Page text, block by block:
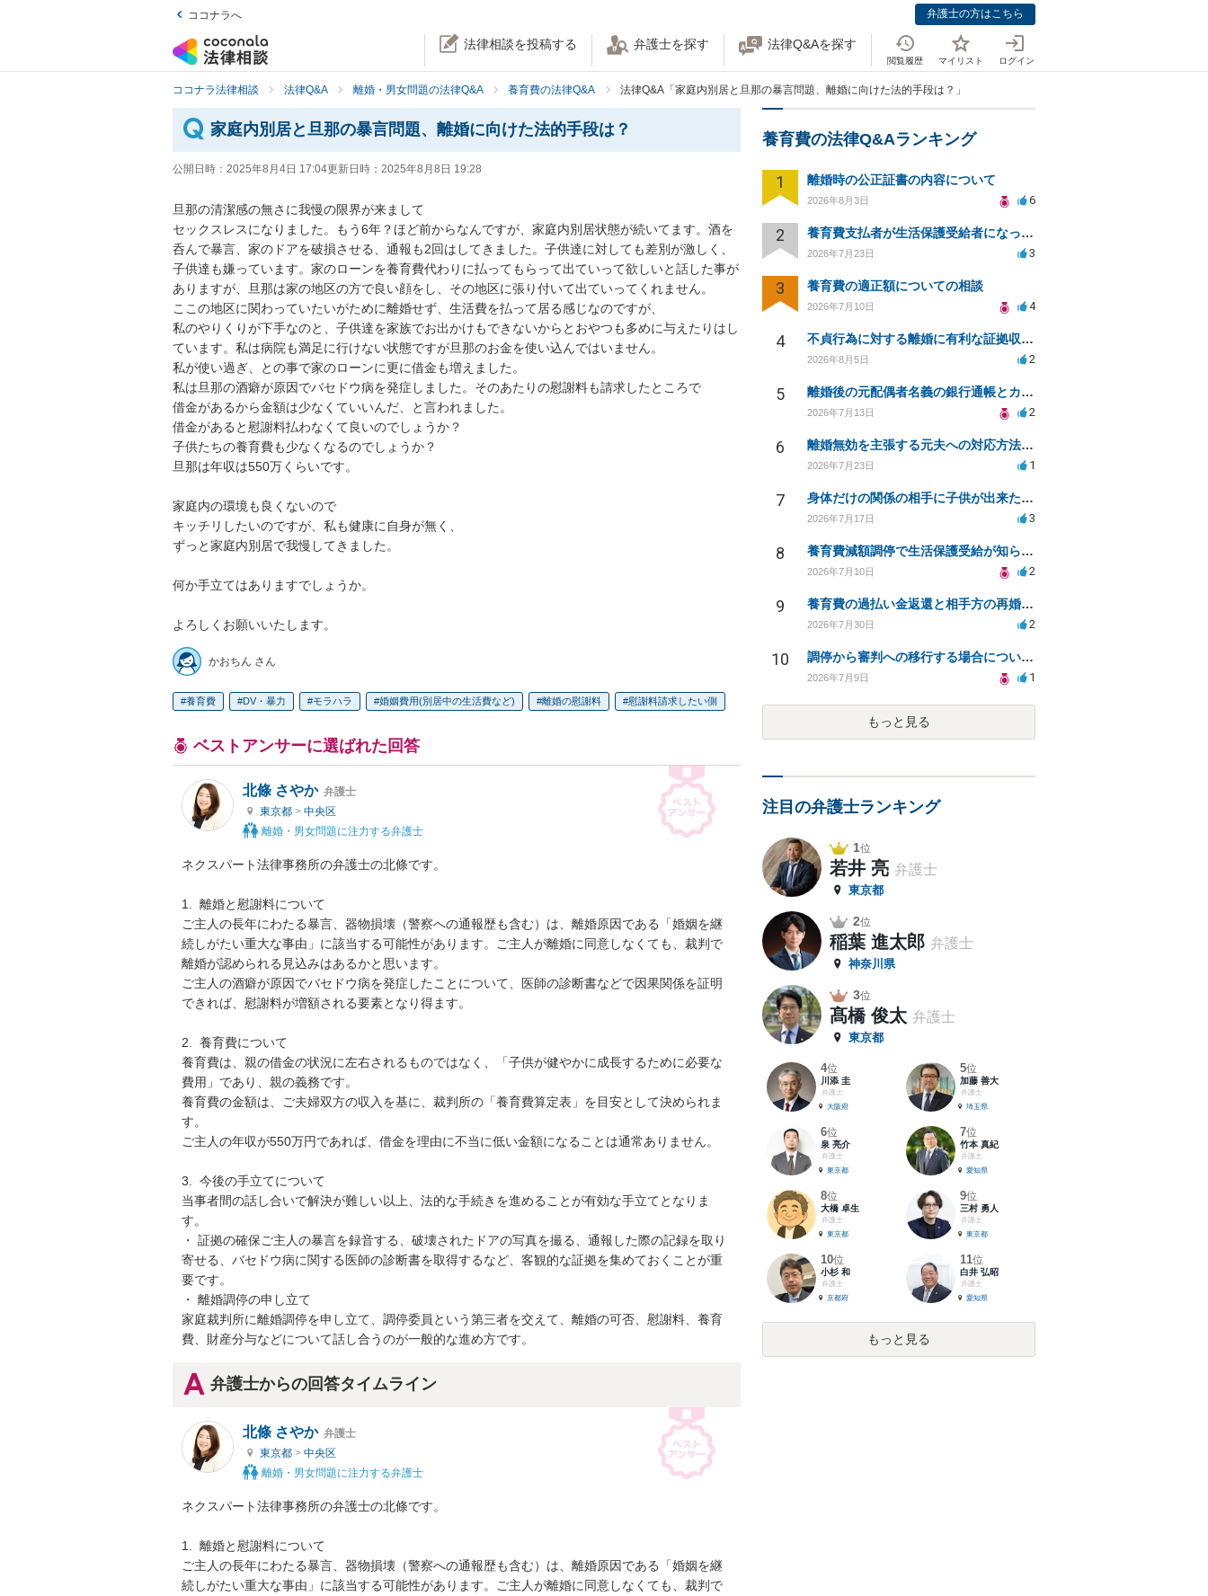
ココナラへ 弁護士の方はこちら
法律相談を投稿する 弁護士を探す 法律Q&Aを探す
閲覧履歴 マイリスト ログイン
ココナラ法律相談 法律Q&A 離婚・男女問題の法律Q&A 養育費の法律Q&A 法律Q&A「家庭内別居と旦那の暴言問題、離婚に向けた法的手段は？」
家庭内別居と旦那の暴言問題、離婚に向けた法的手段は？
公開日時： 2025年8月4日 17:04更新日時： 2025年8月8日 19:28
旦那の清潔感の無さに我慢の限界が来まして
セックスレスになりました。もう6年？ほど前からなんですが、家庭内別居状態が続いてます。酒を
呑んで暴言、家のドアを破損させる、通報も2回はしてきました。子供達に対しても差別が激しく、
子供達も嫌っています。家のローンを養育費代わりに払ってもらって出ていって欲しいと話した事が
ありますが、旦那は家の地区の方で良い顔をし、その地区に張り付いて出ていってくれません。
ここの地区に関わっていたいがために離婚せず、生活費を払って居る感じなのですが、
私のやりくりが下手なのと、子供達を家族でお出かけもできないからとおやつも多めに与えたりはし
ています。私は病院も満足に行けない状態ですが旦那のお金を使い込んではいません。
私が使い過ぎ、との事で家のローンに更に借金も増えました。
私は旦那の酒癖が原因でバセドウ病を発症しました。そのあたりの慰謝料も請求したところで
借金があるから金額は少なくていいんだ、と言われました。
借金があると慰謝料払わなくて良いのでしょうか？
子供たちの養育費も少なくなるのでしょうか？
旦那は年収は550万くらいです。
家庭内の環境も良くないので
キッチリしたいのですが、私も健康に自身が無く、
ずっと家庭内別居で我慢してきました。
何か手立てはありますでしょうか。
よろしくお願いいたします。
かおちん さん
養育費 DV・暴力 モラハラ 婚姻費用(別居中の生活費など) 離婚の慰謝料 慰謝料請求したい側
ベストアンサーに選ばれた回答
北條 さやか 弁護士
東京都 > 中央区
離婚・男女問題に注力する弁護士
ネクスパート法律事務所の弁護士の北條です。
1.  離婚と慰謝料について
ご主人の長年にわたる暴言、器物損壊（警察への通報歴も含む）は、離婚原因である「婚姻を継
続しがたい重大な事由」に該当する可能性があります。ご主人が離婚に同意しなくても、裁判で
離婚が認められる見込みはあるかと思います。
ご主人の酒癖が原因でバセドウ病を発症したことについて、医師の診断書などで因果関係を証明
できれば、慰謝料が増額される要素となり得ます。
2.  養育費について
養育費は、親の借金の状況に左右されるものではなく、「子供が健やかに成長するために必要な
費用」であり、親の義務です。
養育費の金額は、ご夫婦双方の収入を基に、裁判所の「養育費算定表」を目安として決められま
す。
ご主人の年収が550万円であれば、借金を理由に不当に低い金額になることは通常ありません。
3.  今後の手立てについて
当事者間の話し合いで解決が難しい以上、法的な手続きを進めることが有効な手立てとなりま
す。
・ 証拠の確保ご主人の暴言を録音する、破壊されたドアの写真を撮る、通報した際の記録を取り
寄せる、バセドウ病に関する医師の診断書を取得するなど、客観的な証拠を集めておくことが重
要です。
・ 離婚調停の申し立て
家庭裁判所に離婚調停を申し立て、調停委員という第三者を交えて、離婚の可否、慰謝料、養育
費、財産分与などについて話し合うのが一般的な進め方です。
弁護士からの回答タイムライン
北條 さやか 弁護士
東京都 > 中央区
離婚・男女問題に注力する弁護士
ネクスパート法律事務所の弁護士の北條です。
1.  離婚と慰謝料について
ご主人の長年にわたる暴言、器物損壊（警察への通報歴も含む）は、離婚原因である「婚姻を継
続しがたい重大な事由」に該当する可能性があります。ご主人が離婚に同意しなくても、裁判で
養育費の法律Q&Aランキング
1 離婚時の公正証書の内容について
2026年8月3日 6
2 養育費支払者が生活保護受給者になった場合の支払い可否
2026年7月23日 3
3 養育費の適正額についての相談
2026年7月10日 4
4 不貞行為に対する離婚に有利な証拠収集方法と法的手続きについて
2026年8月5日 2
5 離婚後の元配偶者名義の銀行通帳とカードの処分方法について
2026年7月13日 2
6 離婚無効を主張する元夫への対応方法と注意点
2026年7月23日 1
7 身体だけの関係の相手に子供が出来たと言われ認知、養育費を要求されているが自身の子供か分からない
2026年7月17日 3
8 養育費減額調停で生活保護受給が知られるリスクは？
2026年7月10日 2
9 養育費の過払い金返還と相手方の再婚に関する相談
2026年7月30日 2
10 調停から審判への移行する場合について教えてください
2026年7月9日 1
もっと見る
注目の弁護士ランキング
1位
若井 亮 弁護士
東京都
2位
稲葉 進太郎 弁護士
神奈川県
3位
髙橋 俊太 弁護士
東京都
4位
川添 圭
弁護士
大阪府
5位
加藤 善大
弁護士
埼玉県
6位
泉 亮介
弁護士
東京都
7位
竹本 真紀
弁護士
愛知県
8位
大橋 卓生
弁護士
東京都
9位
三村 勇人
弁護士
東京都
10位
小杉 和
弁護士
京都府
11位
白井 弘昭
弁護士
愛知県
もっと見る